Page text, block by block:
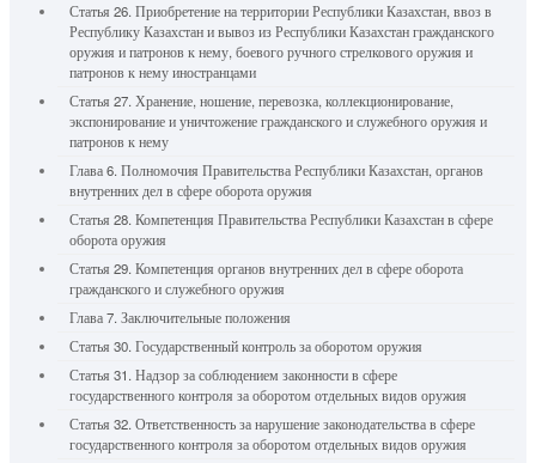
Статья 26. Приобретение на территории Республики Казахстан, ввоз в
Республику Казахстан и вывоз из Республики Казахстан гражданского
оружия и патронов к нему, боевого ручного стрелкового оружия и
патронов к нему иностранцами
Статья 27. Хранение, ношение, перевозка, коллекционирование,
экспонирование и уничтожение гражданского и служебного оружия и
патронов к нему
Глава 6. Полномочия Правительства Республики Казахстан, органов
внутренних дел в сфере оборота оружия
Статья 28. Компетенция Правительства Республики Казахстан в сфере
оборота оружия
Статья 29. Компетенция органов внутренних дел в сфере оборота
гражданского и служебного оружия
Глава 7. Заключительные положения
Статья 30. Государственный контроль за оборотом оружия
Статья 31. Надзор за соблюдением законности в сфере
государственного контроля за оборотом отдельных видов оружия
Статья 32. Ответственность за нарушение законодательства в сфере
государственного контроля за оборотом отдельных видов оружия